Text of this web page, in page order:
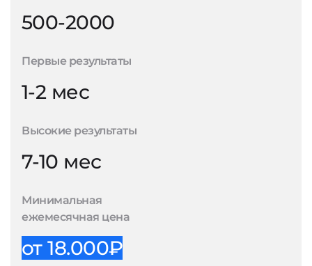
500-2000
Первые результаты
1-2 мес
Высокие результаты
7-10 мес
Минимальная
ежемесячная цена
от 18.000₽